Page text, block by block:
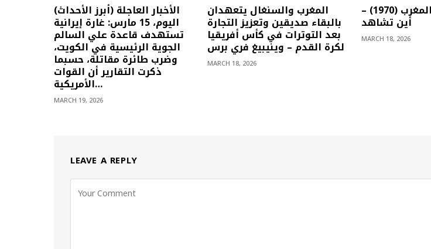
(أبرز الأحداث) الأخبار العاجلة
اليوم، 15 مارس: غارة إيرانية
تستهدف قاعدة علي السالم
الجوية الرئيسية في الكويت،
وضرب طائرة مقاتلة، حسبما
ذكرت التقارير أن القوات
الأمريكية…
MARCH 19, 2026
المغرب والسنغال يتعهدان
بالبقاء صديقين وتعزيز التجارة
بعد التوترات في كأس أفريقيا
لكرة القدم – وينيبيغ فري برس
MARCH 18, 2026
بول بولز في المغرب (1970) –
أين تشاهد
MARCH 18, 2026
LEAVE A REPLY